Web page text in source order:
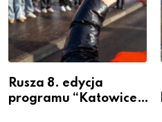
Rusza 8. edycja
programu “Katowice